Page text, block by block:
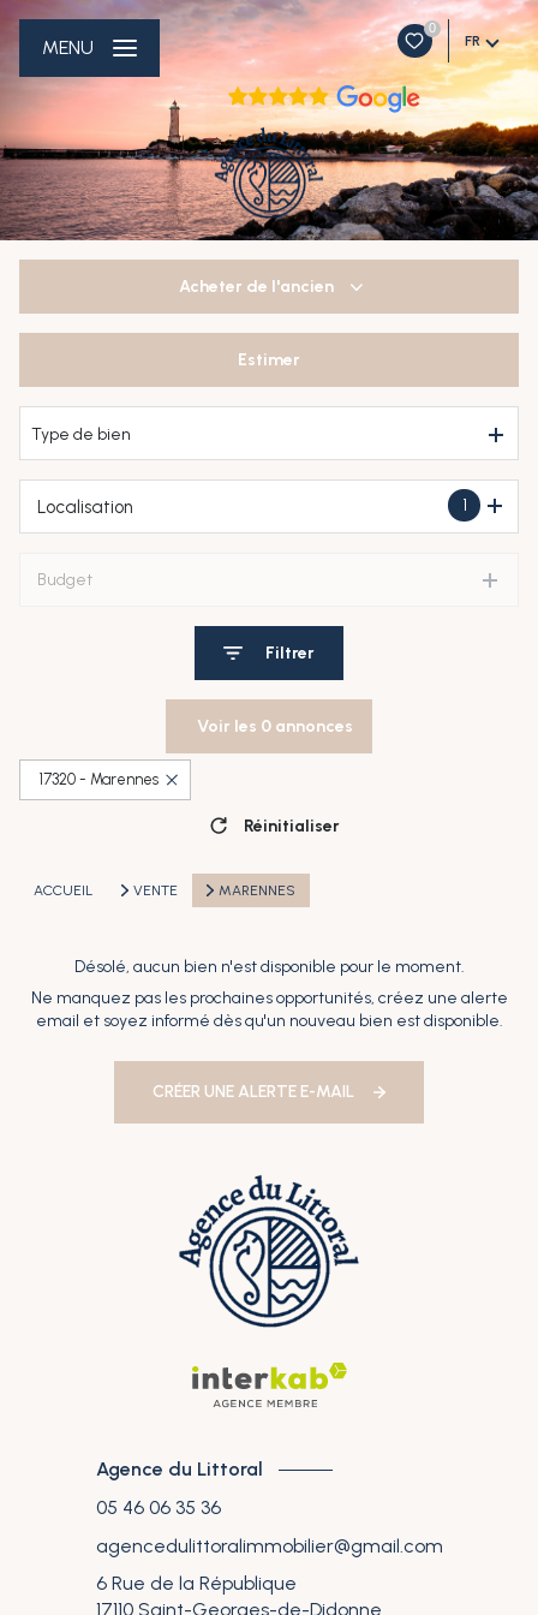
0
FR
MENU
Acheter de l'ancien
Estimer
Type de bien
1
Localisation
Budget
Filtrer
Voir les 0 annonces
17320 - Marennes
Réinitialiser
ACCUEIL VENTE MARENNES
Désolé, aucun bien n'est disponible pour le moment.
Ne manquez pas les prochaines opportunités, créez une alerte
email et soyez informé dès qu'un nouveau bien est disponible.
CRÉER UNE ALERTE E-MAIL
Agence du Littoral
05 46 06 35 36
agencedulittoralimmobilier@gmail.com
6 Rue de la République
17110 Saint-Georges-de-Didonne